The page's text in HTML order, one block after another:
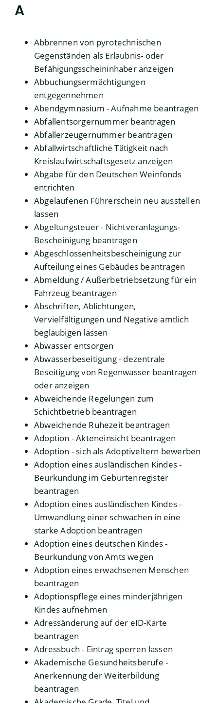
A
Abbrennen von pyrotechnischen
Gegenständen als Erlaubnis- oder
Befähigungsscheininhaber anzeigen
Abbuchungsermächtigungen
entgegennehmen
Abendgymnasium - Aufnahme beantragen
Abfallentsorgernummer beantragen
Abfallerzeugernummer beantragen
Abfallwirtschaftliche Tätigkeit nach
Kreislaufwirtschaftsgesetz anzeigen
Abgabe für den Deutschen Weinfonds
entrichten
Abgelaufenen Führerschein neu ausstellen
lassen
Abgeltungsteuer - Nichtveranlagungs-
Bescheinigung beantragen
Abgeschlossenheitsbescheinigung zur
Aufteilung eines Gebäudes beantragen
Abmeldung / Außerbetriebsetzung für ein
Fahrzeug beantragen
Abschriften, Ablichtungen,
Vervielfältigungen und Negative amtlich
beglaubigen lassen
Abwasser entsorgen
Abwasserbeseitigung - dezentrale
Beseitigung von Regenwasser beantragen
oder anzeigen
Abweichende Regelungen zum
Schichtbetrieb beantragen
Abweichende Ruhezeit beantragen
Adoption - Akteneinsicht beantragen
Adoption - sich als Adoptiveltern bewerben
Adoption eines ausländischen Kindes -
Beurkundung im Geburtenregister
beantragen
Adoption eines ausländischen Kindes -
Umwandlung einer schwachen in eine
starke Adoption beantragen
Adoption eines deutschen Kindes -
Beurkundung von Amts wegen
Adoption eines erwachsenen Menschen
beantragen
Adoptionspflege eines minderjährigen
Kindes aufnehmen
Adressänderung auf der eID-Karte
beantragen
Adressbuch - Eintrag sperren lassen
Akademische Gesundheitsberufe -
Anerkennung der Weiterbildung
beantragen